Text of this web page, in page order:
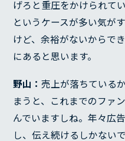
げろと重圧をかけられて
というケースが多い気が
けど、余裕がないからで
にあると思います。
野山：売上が落ちている
まうと、これまでのファ
んでいますしね。年々広
し、伝え続けるしかないで